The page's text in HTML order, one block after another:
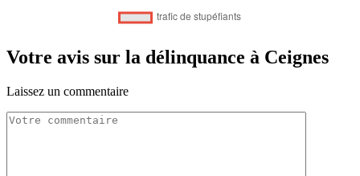
Votre avis sur la délinquance à Ceignes
Laissez un commentaire